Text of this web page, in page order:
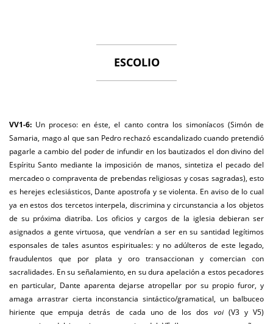
ESCOLIO
VV1-6: Un proceso: en éste, el canto contra los simoníacos (Simón de
Samaria, mago al que san Pedro rechazó escandalizado cuando pretendió
pagarle a cambio del poder de infundir en los bautizados el don divino del
Espíritu Santo mediante la imposición de manos, sintetiza el pecado del
mercadeo o compraventa de prebendas religiosas y cosas sagradas), esto
es herejes eclesiásticos, Dante apostrofa y se violenta. En aviso de lo cual
ya en estos dos tercetos interpela, discrimina y circunstancia a los objetos
de su próxima diatriba. Los oficios y cargos de la iglesia debieran ser
asignados a gente virtuosa, que vendrían a ser en su santidad legítimos
esponsales de tales asuntos espirituales: y no adúlteros de este legado,
fraudulentos que por plata y oro transaccionan y comercian con
sacralidades. En su señalamiento, en su dura apelación a estos pecadores
en particular, Dante aparenta dejarse atropellar por su propio furor, y
amaga arrastrar cierta inconstancia sintáctico/gramatical, un balbuceo
hiriente que empuja detrás de cada uno de los dos voi (V3 y V5)